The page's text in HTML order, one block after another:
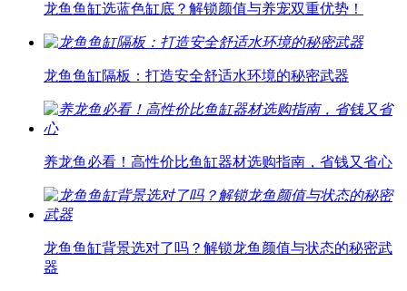
龙鱼鱼缸选蓝色缸底？解锁颜值与养宠双重优势！
龙鱼鱼缸隔板：打造安全舒适水环境的秘密武器
养龙鱼必看！高性价比鱼缸器材选购指南，省钱又省心
龙鱼鱼缸背景选对了吗？解锁龙鱼颜值与状态的秘密武
器